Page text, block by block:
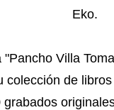
Eko.
Villa
colección de